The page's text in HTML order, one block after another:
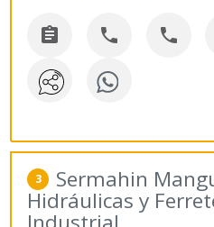
  
3 Sermahin
Hidráulicas y